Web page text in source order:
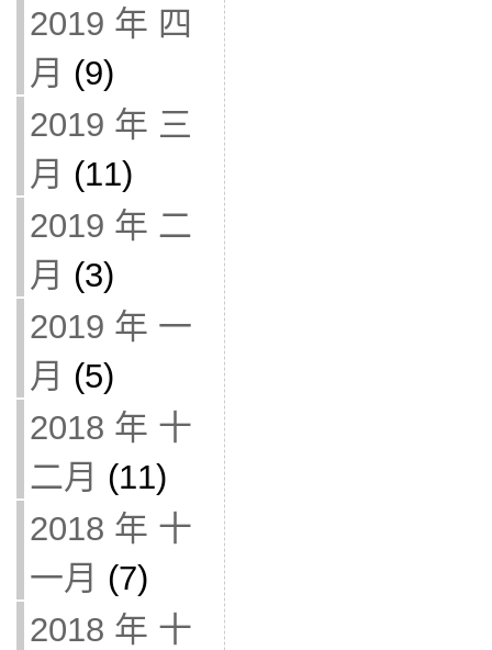
2019 年 四
月 (9)
2019 年 三
月 (11)
2019 年 二
月 (3)
2019 年 一
月 (5)
2018 年 十
二月 (11)
2018 年 十
一月 (7)
2018 年 十